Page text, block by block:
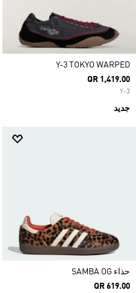
Y-3 TOKYO WARPED
QR 1,419.00
Y-3
جديد
حذاء SAMBA OG
QR 619.00